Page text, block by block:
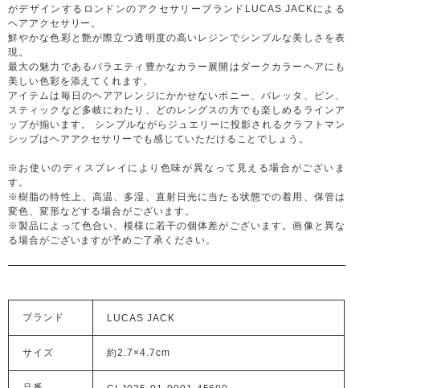
がデザインするロンドンのアクセサリーブランドLUCAS JACKによる
ヘアアクセサリー。
鮮やかな色彩と艶が際立つ透明度の高いレジンでシンプルな美しさを表
現。
最大の魅力であるバラエティ豊かなカラー展開はダークカラーヘアにも
美しい色彩を添えてくれます。
アイテムは毎日のヘアアレンジにかかせないポニー、バレッタ、ピン、
スティックなど多岐にわたり、どのレングスの方でも楽しめるラインア
ップが揃います。 シンプルながらジュエリーに投影されるクラフトマン
シップはヘアアクセサリーでも感じていただけることでしょう。
※お使いのディスプレイにより色味が異なって見える場合がございま
す。
※樹脂の特性上、高温、多湿、直射日光に当たる状態での着用、保管は
変色、変形などする場合がございます。
※製品によって色合い、模様に若干の個体差がございます。画像と異な
る場合がございますが予めご了承ください。
ブランド LUCAS JACK
サイズ 約2.7×4.7cm